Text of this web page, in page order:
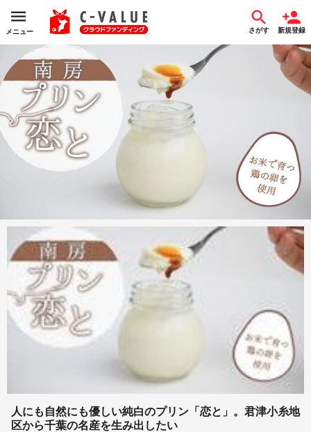
メニュー さがす 新規登録
人にも自然にも優しい純白のプリン「恋と」。君津小糸地
区から千葉の名産を生み出したい